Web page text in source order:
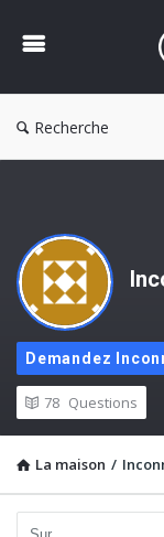
Recherche
Demandez
78 Questions
La maison /